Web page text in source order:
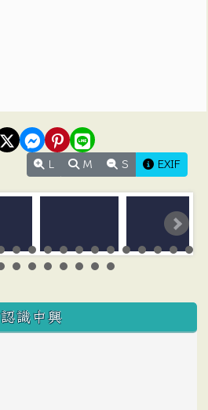
M S EXIF
認識中興